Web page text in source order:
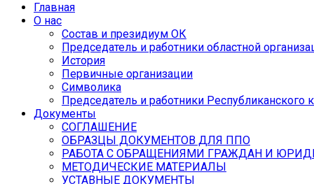
Главная
О нас
Состав и президиум ОК
Председатель и работники областной
История
Первичные организации
Символика
Председатель и работники Республиканского
Документы
СОГЛАШЕНИЕ
ОБРАЗЦЫ ДОКУМЕНТОВ ДЛЯ ППО
РАБОТА С ОБРАЩЕНИЯМИ ГРАЖДАН И
МЕТОДИЧЕСКИЕ МАТЕРИАЛЫ
УСТАВНЫЕ ДОКУМЕНТЫ